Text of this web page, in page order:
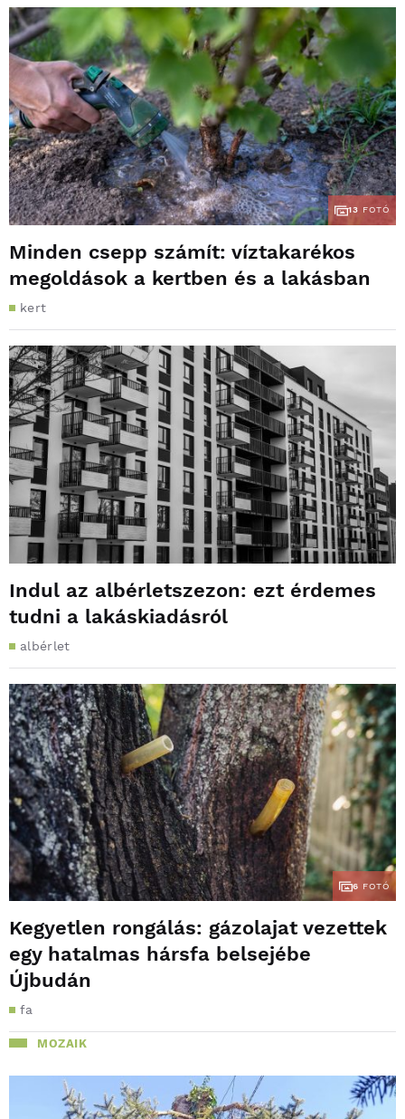
13 FOTÓ
Minden csepp számít: víztakarékos
megoldások a kertben és a lakásban
kert
Indul az albérletszezon: ezt érdemes
tudni a lakáskiadásról
albérlet
6 FOTÓ
Kegyetlen rongálás: gázolajat vezettek
egy hatalmas hársfa belsejébe
Újbudán
fa
MOZAIK